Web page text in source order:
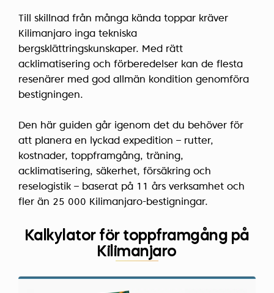
Till skillnad från många kända toppar kräver
Kilimanjaro inga tekniska
bergsklättringskunskaper. Med rätt
acklimatisering och förberedelser kan de flesta
resenärer med god allmän kondition genomföra
bestigningen.
Den här guiden går igenom det du behöver för
att planera en lyckad expedition – rutter,
kostnader, toppframgång, träning,
acklimatisering, säkerhet, försäkring och
reselogistik – baserat på 11 års verksamhet och
fler än 25 000 Kilimanjaro-bestigningar.
Kalkylator för toppframgång på
Kilimanjaro